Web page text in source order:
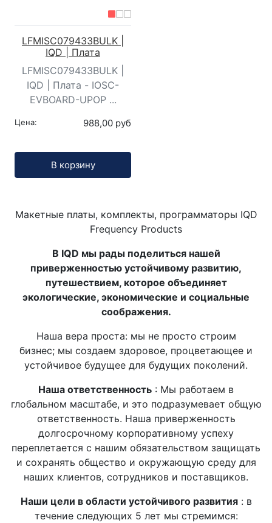
LFMISC079433BULK |
IQD | Плата
LFMISC079433BULK |
IQD | Плата - IOSC-
EVBOARD-UPOP ...
Цена: 988,00 руб
В корзину
Макетные платы, комплекты, программаторы IQD
Frequency Products
В IQD мы рады поделиться нашей
приверженностью устойчивому развитию,
путешествием, которое объединяет
экологические, экономические и социальные
соображения.
Наша вера проста: мы не просто строим
бизнес; мы создаем здоровое, процветающее и
устойчивое будущее для будущих поколений.
Наша ответственность : Мы работаем в
глобальном масштабе, и это подразумевает общую
ответственность. Наша приверженность
долгосрочному корпоративному успеху
переплетается с нашим обязательством защищать
и сохранять общество и окружающую среду для
наших клиентов, сотрудников и поставщиков.
Наши цели в области устойчивого развития: в
течение следующих 5 лет мы стремимся: